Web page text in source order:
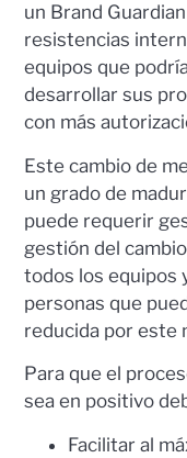
un Brand
resistencias
equipos que
desarrollar sus
con más
Este cambio de
un grado de
puede requerir
gestión del
todos los equipos
personas que
reducida por este
Para que el
sea en positivo
Facilitar al